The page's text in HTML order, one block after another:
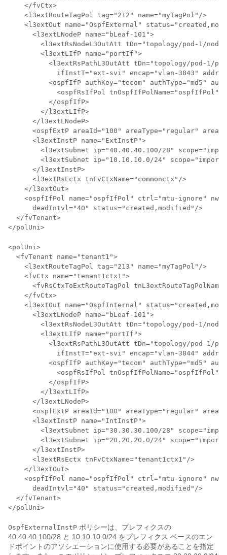
    </fvCtx>
    <l3extRouteTagPol tag="212" name="myTagPol"/>
<l3extOut name="OspfExternal"
      <l3extLNodeP name="bLeaf-101">
<l3extRsNodeL3OutAtt tDn="topology/pod-1/
        <l3extLIfP name="portIf">
<l3extRsPathL3OutAtt tDn="topology/pod-1/
ifInstT="ext-svi" encap="vlan-3843"
<ospfIfP authKey="tecom" authType="md5"
            <ospfRsIfPol tnOspfIfPolName="ospfIfPol"/>
          </ospfIfP>
        </l3extLIfP>
      </l3extLNodeP>
<ospfExtP areaId="100" areaType="regular"
      <l3extInstP name="ExtInstP">
<l3extSubnet ip="40.40.40.100/28"
<l3extSubnet ip="10.10.10.0/24"
      </l3extInstP>
      <l3extRsEctx tnFvCtxName="commonctx"/>
    </l3extOut>
<ospfIfPol name="ospfIfPol" ctrl="mtu-ignore"
      deadIntvl="40" status="created,modified"/>
  </fvTenant>
</polUni>
<polUni>
  <fvTenant name="tenant1">
    <l3extRouteTagPol tag="213" name="myTagPol"/>
    <fvCtx name="tenant1ctx1">
<fvRsCtxToExtRouteTagPol
    </fvCtx>
<l3extOut name="OspfInternal"
      <l3extLNodeP name="bLeaf-101">
<l3extRsNodeL3OutAtt tDn="topology/pod-1/
        <l3extLIfP name="portIf">
<l3extRsPathL3OutAtt tDn="topology/pod-1/
ifInstT="ext-svi" encap="vlan-3844"
<ospfIfP authKey="tecom" authType="md5"
            <ospfRsIfPol tnOspfIfPolName="ospfIfPol"/>
          </ospfIfP>
        </l3extLIfP>
      </l3extLNodeP>
<ospfExtP areaId="100" areaType="regular"
      <l3extInstP name="IntInstP">
<l3extSubnet ip="30.30.30.100/28"
<l3extSubnet ip="20.20.20.0/24"
      </l3extInstP>
      <l3extRsEctx tnFvCtxName="tenant1ctx1"/>
    </l3extOut>
<ospfIfPol name="ospfIfPol" ctrl="mtu-ignore"
      deadIntvl="40" status="created,modified"/>
  </fvTenant>
OspfExternalInstP ポリシーは、プレフィクスの
40.40.40.100/28 と 10.10.10.0/24 をプレフィクス ベースのエン
ドポイントのアソシエーションに使用する必要があることを指定